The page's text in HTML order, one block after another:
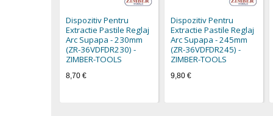
Dispozitiv Pentru
Extractie Pastile Reglaj
Arc Supapa - 230mm
(ZR-36VDFDR230) -
ZIMBER-TOOLS
8,70 €
Dispozitiv Pentru
Extractie Pastile Reglaj
Arc Supapa - 245mm
(ZR-36VDFDR245) -
ZIMBER-TOOLS
9,80 €